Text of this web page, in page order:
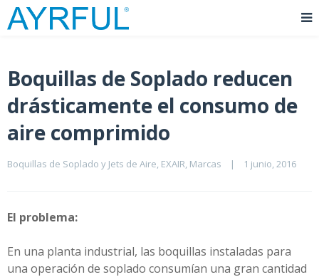
Boquillas de Soplado reducen
drásticamente el consumo de
aire comprimido
Boquillas de Soplado y Jets de Aire, EXAIR, Marcas |
El problema:
En una planta industrial, las boquillas instaladas para
una operación de soplado consumían una gran cantidad